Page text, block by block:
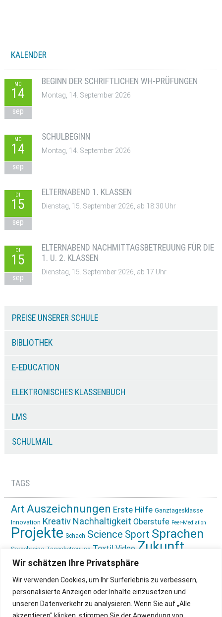
Wir schätzen Ihre Privatsphäre
Wir verwenden Cookies, um Ihr Surferlebnis zu verbessern,
personalisierte Anzeigen oder Inhalte einzusetzen und
unseren Datenverkehr zu analysieren. Wenn Sie auf „Alle
KALENDER
MO
14
sep
BEGINN DER SCHRIFTLICHEN WH-PRÜFUNGEN
Montag, 14. September 2026
MO
14
sep
SCHULBEGINN
Montag, 14. September 2026
DI
15
sep
ELTERNABEND 1. KLASSEN
Dienstag, 15. September 2026, ab 18:30 Uhr
DI
15
sep
ELTERNABEND NACHMITTAGSBETREUUNG FÜR DIE
1. U. 2. KLASSEN
Dienstag, 15. September 2026, ab 17 Uhr
PREISE UNSERER SCHULE
BIBLIOTHEK
E-EDUCATION
ELEKTRONISCHES KLASSENBUCH
LMS
SCHULMAIL
TAGS
Art Auszeichnungen Erste Hilfe Ganztagesklasse
Innovation Kreativ Nachhaltigkeit Oberstufe Peer-Mediation
Projekte Schach Science Sport Sprachen
Sprachreise Tagesbetreuung Textil Video Zukunft
gestalten Ökologie